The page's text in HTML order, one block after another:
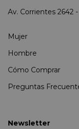
Av. Corrientes 2642
Mujer
Hombre
Cómo Comprar
Preguntas
Newsletter